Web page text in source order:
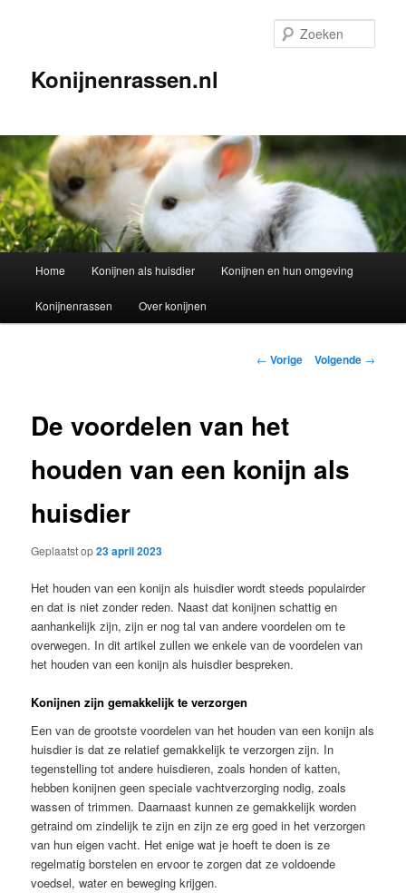
inhoudKonijnenrassen.nl
Home Konijnen als huisdier Konijnen en hun omgeving
Konijnenrassen Over konijnen
Berichtnavigatie
← Vorige Volgende →
De voordelen van het
houden van een konijn als
huisdier
Geplaatst op23 april 2023
Het houden van een konijn als huisdier wordt steeds populairder
en dat is niet zonder reden. Naast dat konijnen schattig en
aanhankelijk zijn, zijn er nog tal van andere voordelen om te
overwegen. In dit artikel zullen we enkele van de voordelen van
het houden van een konijn als huisdier bespreken.
Konijnen zijn gemakkelijk te verzorgen
Een van de grootste voordelen van het houden van een konijn als
huisdier is dat ze relatief gemakkelijk te verzorgen zijn. In
tegenstelling tot andere huisdieren, zoals honden of katten,
hebben konijnen geen speciale vachtverzorging nodig, zoals
wassen of trimmen. Daarnaast kunnen ze gemakkelijk worden
getraind om zindelijk te zijn en zijn ze erg goed in het verzorgen
van hun eigen vacht. Het enige wat je hoeft te doen is ze
regelmatig borstelen en ervoor te zorgen dat ze voldoende
voedsel, water en beweging krijgen.